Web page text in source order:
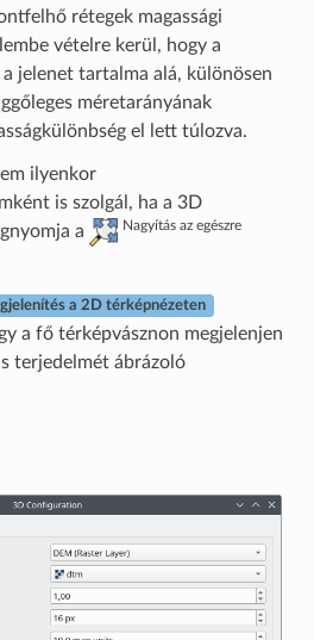
rétegek magassági
vételre kerül, hogy a
jelenet tartalma alá, különösen
méretarányának
el lett túlozva.
ilyenkor
is szolgál, ha a 3D
a
Nagyítás az egészre
a 2D térképnézeten
a fő térképvásznon megjelenjen
terjedelmét ábrázoló